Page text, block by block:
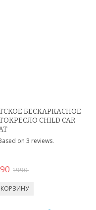
БЕСКАРКАСНОЕ
CHILD CAR
1 990